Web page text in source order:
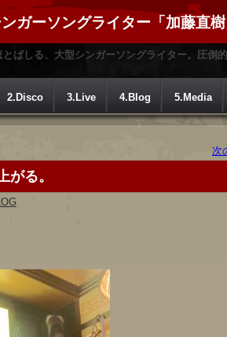
ガーソングライター「加藤直
とばしる、大型シンガーソングライター。圧倒
2.Disco 3.Live 4.Blog 5.Media
次
がる。